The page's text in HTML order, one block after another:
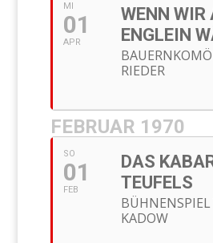
MI
01
APR
WENN WIR
ENGLEIN
RIEDER
FEBRUAR 1970
SO
01
FEB
DAS
TEUFELS
KADOW